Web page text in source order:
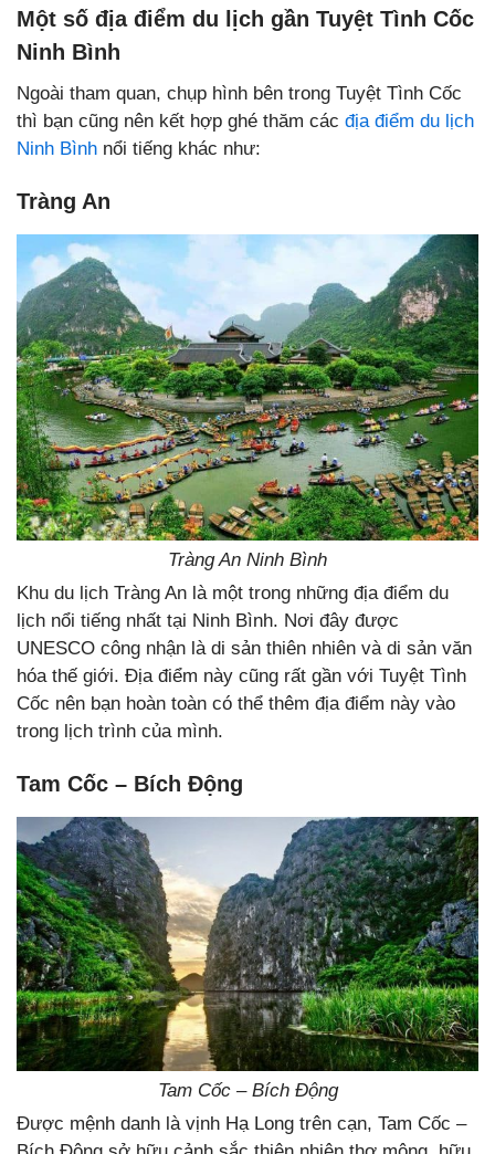
Một số địa điểm du lịch gần Tuyệt Tình Cốc
Ninh Bình
Ngoài tham quan, chụp hình bên trong Tuyệt Tình Cốc
thì bạn cũng nên kết hợp ghé thăm các địa điểm du lịch
Ninh Bình nổi tiếng khác như:
Tràng An
Tràng An Ninh Bình
Khu du lịch Tràng An là một trong những địa điểm du
lịch nổi tiếng nhất tại Ninh Bình. Nơi đây được
UNESCO công nhận là di sản thiên nhiên và di sản văn
hóa thế giới. Địa điểm này cũng rất gần với Tuyệt Tình
Cốc nên bạn hoàn toàn có thể thêm địa điểm này vào
trong lịch trình của mình.
Tam Cốc – Bích Động
Tam Cốc – Bích Động
Được mệnh danh là vịnh Hạ Long trên cạn, Tam Cốc –